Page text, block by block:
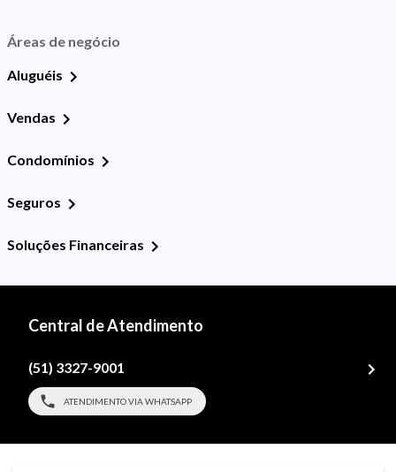
Áreas de negócio
Aluguéis
Vendas
Condomínios
Seguros
Soluções Financeiras
Central de Atendimento
(51) 3327-9001
ATENDIMENTO VIA WHATSAPP